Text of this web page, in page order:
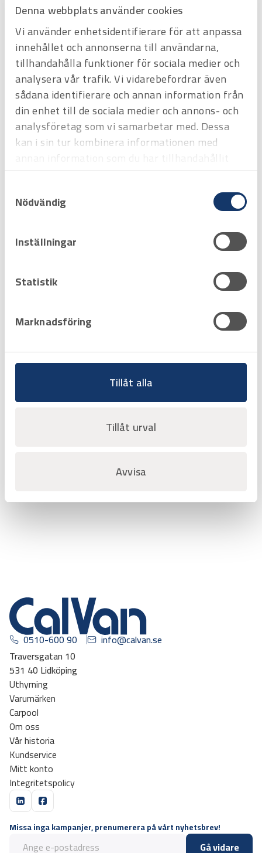
Denna webbplats använder cookies
Vi använder enhetsidentifierare för att anpassa
innehållet och annonserna till användarna,
tillhandahålla funktioner för sociala medier och
analysera vår trafik. Vi vidarebefordrar även
sådana identifierare och annan information från
din enhet till de sociala medier och annons- och
analysföretag som vi samarbetar med. Dessa
kan i sin tur kombinera informationen med
eller som de har samlat in när du har använt
Nödvändig
Inställningar
Statistik
Marknadsföring
Tillåt alla
Tillåt urval
Avvisa
3529201
LED-lampa 5W E27
(pris/frp) (3 st/ frp)
Offertpris
Favorit Varukorg
Favorit
0510-600 90
info@calvan.se
Traversgatan 10
531 40 Lidköping
Uthyrning
Varumärken
Carpool
Om oss
Vår historia
Kundservice
Mitt konto
Integritetspolicy
Missa inga kampanjer, prenumerera på vårt nyhetsbrev!
Gå vidare